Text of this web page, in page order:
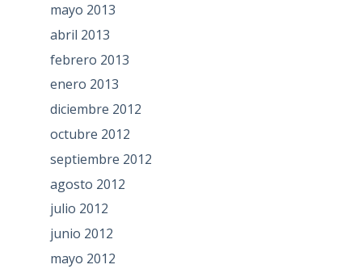
mayo 2013
abril 2013
febrero 2013
enero 2013
diciembre 2012
octubre 2012
septiembre 2012
agosto 2012
julio 2012
junio 2012
mayo 2012